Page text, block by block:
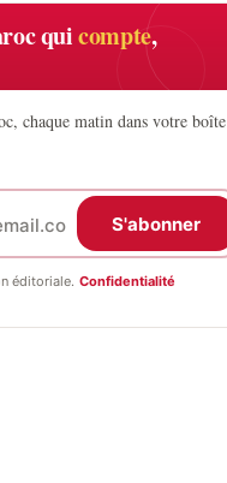
quicompte,
chaque matin dans votre boîte
S'abonner
éditoriale. Confidentialité